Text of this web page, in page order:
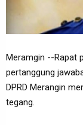
Meramgin --Rapat
pertanggung
DPRD Merangin
tegang.